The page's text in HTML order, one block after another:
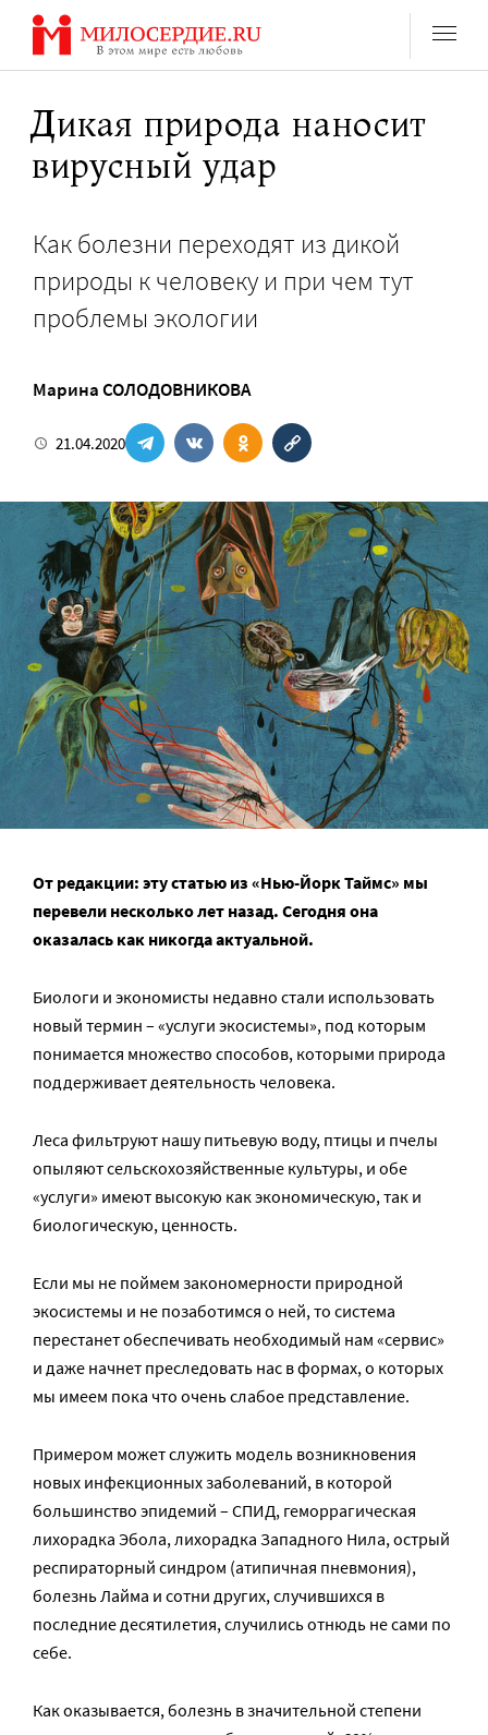
Перейти
содержанию
Дикая природа наносит
вирусный удар
Как болезни переходят из дикой
природы к человеку и при чем тут
проблемы экологии
Марина СОЛОДОВНИКОВА
21.04.2020
От редакции: эту статью из «Нью-Йорк Таймс» мы
перевели несколько лет назад. Сегодня она
оказалась как никогда актуальной.
Биологи и экономисты недавно стали использовать
новый термин – «услуги экосистемы», под которым
понимается множество способов, которыми природа
поддерживает деятельность человека.
Леса фильтруют нашу питьевую воду, птицы и пчелы
опыляют сельскохозяйственные культуры, и обе
«услуги» имеют высокую как экономическую, так и
биологическую, ценность.
Если мы не поймем закономерности природной
экосистемы и не позаботимся о ней, то система
перестанет обеспечивать необходимый нам «сервис»
и даже начнет преследовать нас в формах, о которых
мы имеем пока что очень слабое представление.
Примером может служить модель возникновения
новых инфекционных заболеваний, в которой
большинство эпидемий – СПИД, геморрагическая
лихорадка Эбола, лихорадка Западного Нила, острый
респираторный синдром (атипичная пневмония),
болезнь Лайма и сотни других, случившихся в
последние десятилетия, случились отнюдь не сами по
себе.
Как оказывается, болезнь в значительной степени